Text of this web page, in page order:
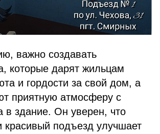
важно создавать
которые дарят жильцам
и гордости за свой дом, а
приятную атмосферу с
в здание. Он уверен, что
красивый подъезд улучшает